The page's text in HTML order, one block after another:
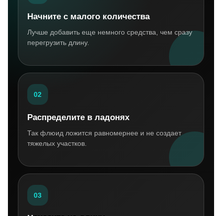
Начните с малого количества
Лучше добавить еще немного средства, чем сразу
перегрузить длину.
02
Распределите в ладонях
Так флюид ложится равномернее и не создает
тяжелых участков.
03